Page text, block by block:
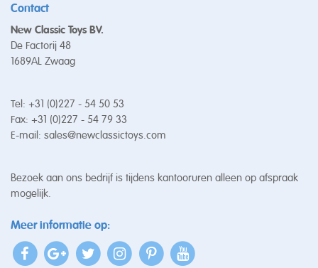
Contact
New Classic Toys BV.
De Factorij 48
1689AL Zwaag
Tel: +31 (0)227 - 54 50 53
Fax: +31 (0)227 - 54 79 33
E-mail: sales@newclassictoys.com
Bezoek aan ons bedrijf is tijdens kantooruren alleen op afspraak
mogelijk.
Meer informatie op: